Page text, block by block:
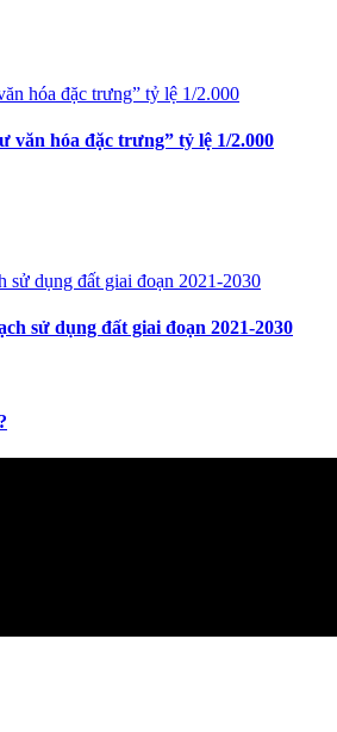
văn hóa đặc trưng” tỷ lệ 1/2.000
sử dụng đất giai đoạn 2021-2030